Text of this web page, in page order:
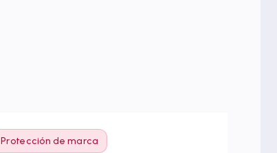
Protección de marca